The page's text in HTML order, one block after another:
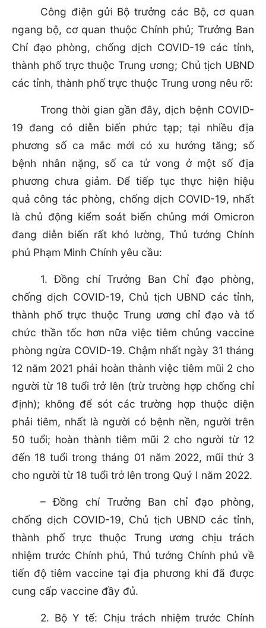
Công điện gửi Bộ trưởng các Bộ, cơ quan
ngang bộ, cơ quan thuộc Chính phủ; Trưởng Ban
Chỉ đạo phòng, chống dịch COVID-19 các tỉnh,
thành phố trực thuộc Trung ương; Chủ tịch UBND
các tỉnh, thành phố trực thuộc Trung ương nêu rõ:
Trong thời gian gần đây, dịch bệnh COVID-
19 đang có diễn biến phức tạp; tại nhiều địa
phương số ca mắc mới có xu hướng tăng; số
bệnh nhân nặng, số ca tử vong ở một số địa
phương chưa giảm. Để tiếp tục thực hiện hiệu
quả công tác phòng, chống dịch COVID-19, nhất
là chủ động kiểm soát biến chủng mới Omicron
đang diễn biến rất khó lường, Thủ tướng Chính
phủ Phạm Minh Chính yêu cầu:
1. Đồng chí Trưởng Ban Chỉ đạo phòng,
chống dịch COVID-19, Chủ tịch UBND các tỉnh,
thành phố trực thuộc Trung ương chỉ đạo và tổ
chức thần tốc hơn nữa việc tiêm chủng vaccine
phòng ngừa COVID-19. Chậm nhất ngày 31 tháng
12 năm 2021 phải hoàn thành việc tiêm mũi 2 cho
người từ 18 tuổi trở lên (trừ trường hợp chống chỉ
định); không để sót các trường hợp thuộc diện
phải tiêm, nhất là người có bệnh nền, người trên
50 tuổi; hoàn thành tiêm mũi 2 cho người từ 12
đến 18 tuổi trong tháng 01 năm 2022, mũi thứ 3
cho người từ 18 tuổi trở lên trong Quý I năm 2022.
– Đồng chí Trưởng Ban chỉ đạo phòng,
chống dịch COVID-19, Chủ tịch UBND các tỉnh,
thành phố trực thuộc Trung ương chịu trách
nhiệm trước Chính phủ, Thủ tướng Chính phủ về
tiến độ tiêm vaccine tại địa phương khi đã được
cung cấp vaccine đầy đủ.
2. Bộ Y tế: Chịu trách nhiệm trước Chính